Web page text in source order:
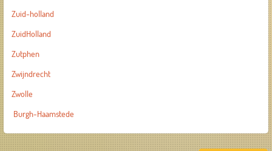
Zuid-holland
ZuidHolland
Zutphen
Zwijndrecht
Zwolle
Burgh-Haamstede